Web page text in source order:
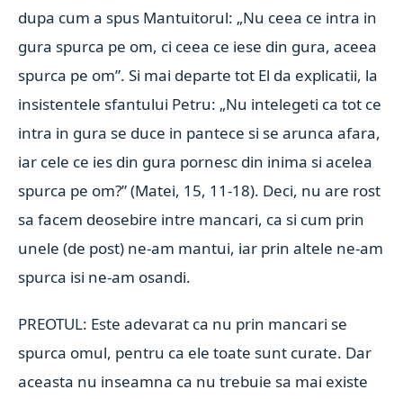
dupa cum a spus Mantuitorul: „Nu ceea ce intra in
gura spurca pe om, ci ceea ce iese din gura, aceea
spurca pe om”. Si mai departe tot El da explicatii, la
insistentele sfantului Petru: „Nu intelegeti ca tot ce
intra in gura se duce in pantece si se arunca afara,
iar cele ce ies din gura pornesc din inima si acelea
spurca pe om?” (Matei, 15, 11-18). Deci, nu are rost
sa facem deosebire intre mancari, ca si cum prin
unele (de post) ne-am mantui, iar prin altele ne-am
spurca isi ne-am osandi.
PREOTUL: Este adevarat ca nu prin mancari se
spurca omul, pentru ca ele toate sunt curate. Dar
aceasta nu inseamna ca nu trebuie sa mai existe